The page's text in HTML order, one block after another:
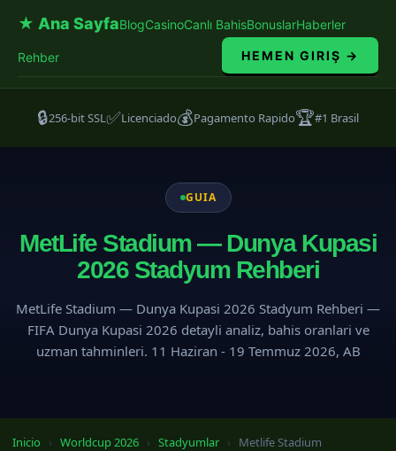
★ Ana SayfaBlogCasinoCanlı BahisBonuslarHaberler
Rehber HEMEN GIRIŞ →
🔒256-bit SSL✅Licenciado💰Pagamento Rapido🏆#1 Brasil
GUIA
MetLife Stadium — Dunya Kupasi
2026 Stadyum Rehberi
MetLife Stadium — Dunya Kupasi 2026 Stadyum Rehberi —
FIFA Dunya Kupasi 2026 detayli analiz, bahis oranlari ve
uzman tahminleri. 11 Haziran - 19 Temmuz 2026, AB
Inicio › Worldcup 2026 › Stadyumlar › Metlife Stadium